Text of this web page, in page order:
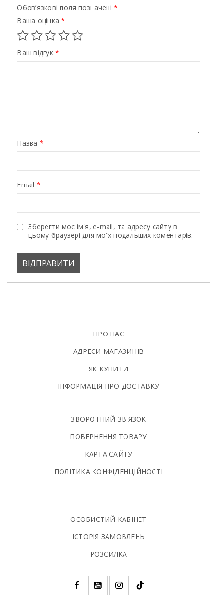
Обов’язкові поля позначені*
Ваша оцінка*
Ваш відгук*
Назва *
Email *
Зберегти моє ім'я, e-mail, та адресу сайту в
цьому браузері для моїх подальших коментарів.
ПРО НАС
АДРЕСИ МАГАЗИНІВ
ЯК КУПИТИ
ІНФОРМАЦІЯ ПРО ДОСТАВКУ
ЗВОРОТНИЙ ЗВ'ЯЗОК
ПОВЕРНЕННЯ ТОВАРУ
КАРТА САЙТУ
ПОЛIТИКА КОНФIДЕНЦIЙНОСТI
ОСОБИСТИЙ КАБІНЕТ
ІСТОРІЯ ЗАМОВЛЕНЬ
РОЗСИЛКА